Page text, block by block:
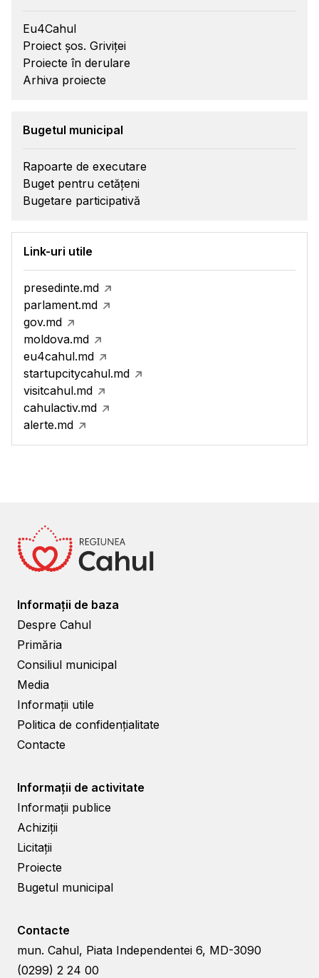
Eu4Cahul
Proiect șos. Griviței
Proiecte în derulare
Arhiva proiecte
Bugetul municipal
Rapoarte de executare
Buget pentru cetățeni
Bugetare participativă
Link-uri utile
presedinte.md
parlament.md
gov.md
moldova.md
eu4cahul.md
startupcitycahul.md
visitcahul.md
cahulactiv.md
alerte.md
Informații de baza
Despre Cahul
Primăria
Consiliul municipal
Media
Informații utile
Politica de confidențialitate
Contacte
Informații de activitate
Informații publice
Achiziții
Licitații
Proiecte
Bugetul municipal
Contacte
mun. Cahul, Piata Independentei 6, MD-3090
(0299) 2 24 00